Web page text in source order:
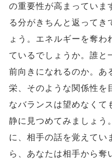
の重要性が高まっていま
る分がきちんと返ってき
ょう。エネルギーを奪わ
ているでしょうか。誰と
前向きになれるのか。あ
栄、そのような関係性を
なバランスは望めなくて
静に見つめてみましょう
に、相手の話を覚えて
ら、あなたは相手から奪